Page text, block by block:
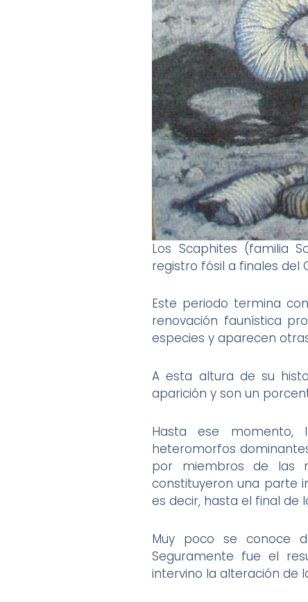
Los Scaphites (familia
registro fósil a finales del
Este periodo termina
renovación faunística
especies y aparecen
A esta altura de su
aparición y son un
Hasta ese momento,
heteromorfos
por miembros de las
constituyeron una parte
es decir, hasta el final de
Muy poco se conoce
Seguramente fue el
intervino la alteración de